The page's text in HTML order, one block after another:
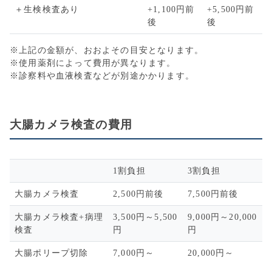
＋生検検査あり
+1,100円前
後
+5,500円前
後
※上記の金額が、おおよその目安となります。
※使用薬剤によって費用が異なります。
※診察料や血液検査などが別途かかります。
大腸カメラ検査の費用
1割負担 3割負担
大腸カメラ検査 2,500円前後 7,500円前後
大腸カメラ検査+病理
検査
3,500円～5,500
円
9,000円～20,000
円
大腸ポリープ切除
7,000円～
20,000円～